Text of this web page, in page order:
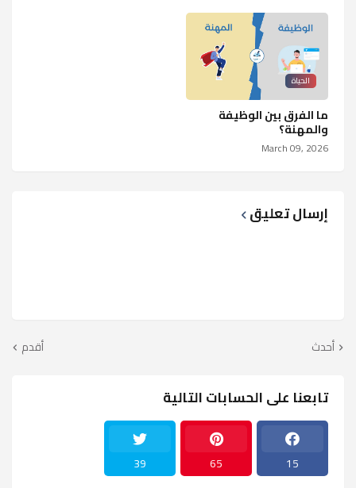
الحياة
ما الفرق بين الوظيفة
والمهنة؟
March 09, 2026
إرسال تعليق
أحدث أقدم
تابعنا على الحسابات التالية
15
65
39